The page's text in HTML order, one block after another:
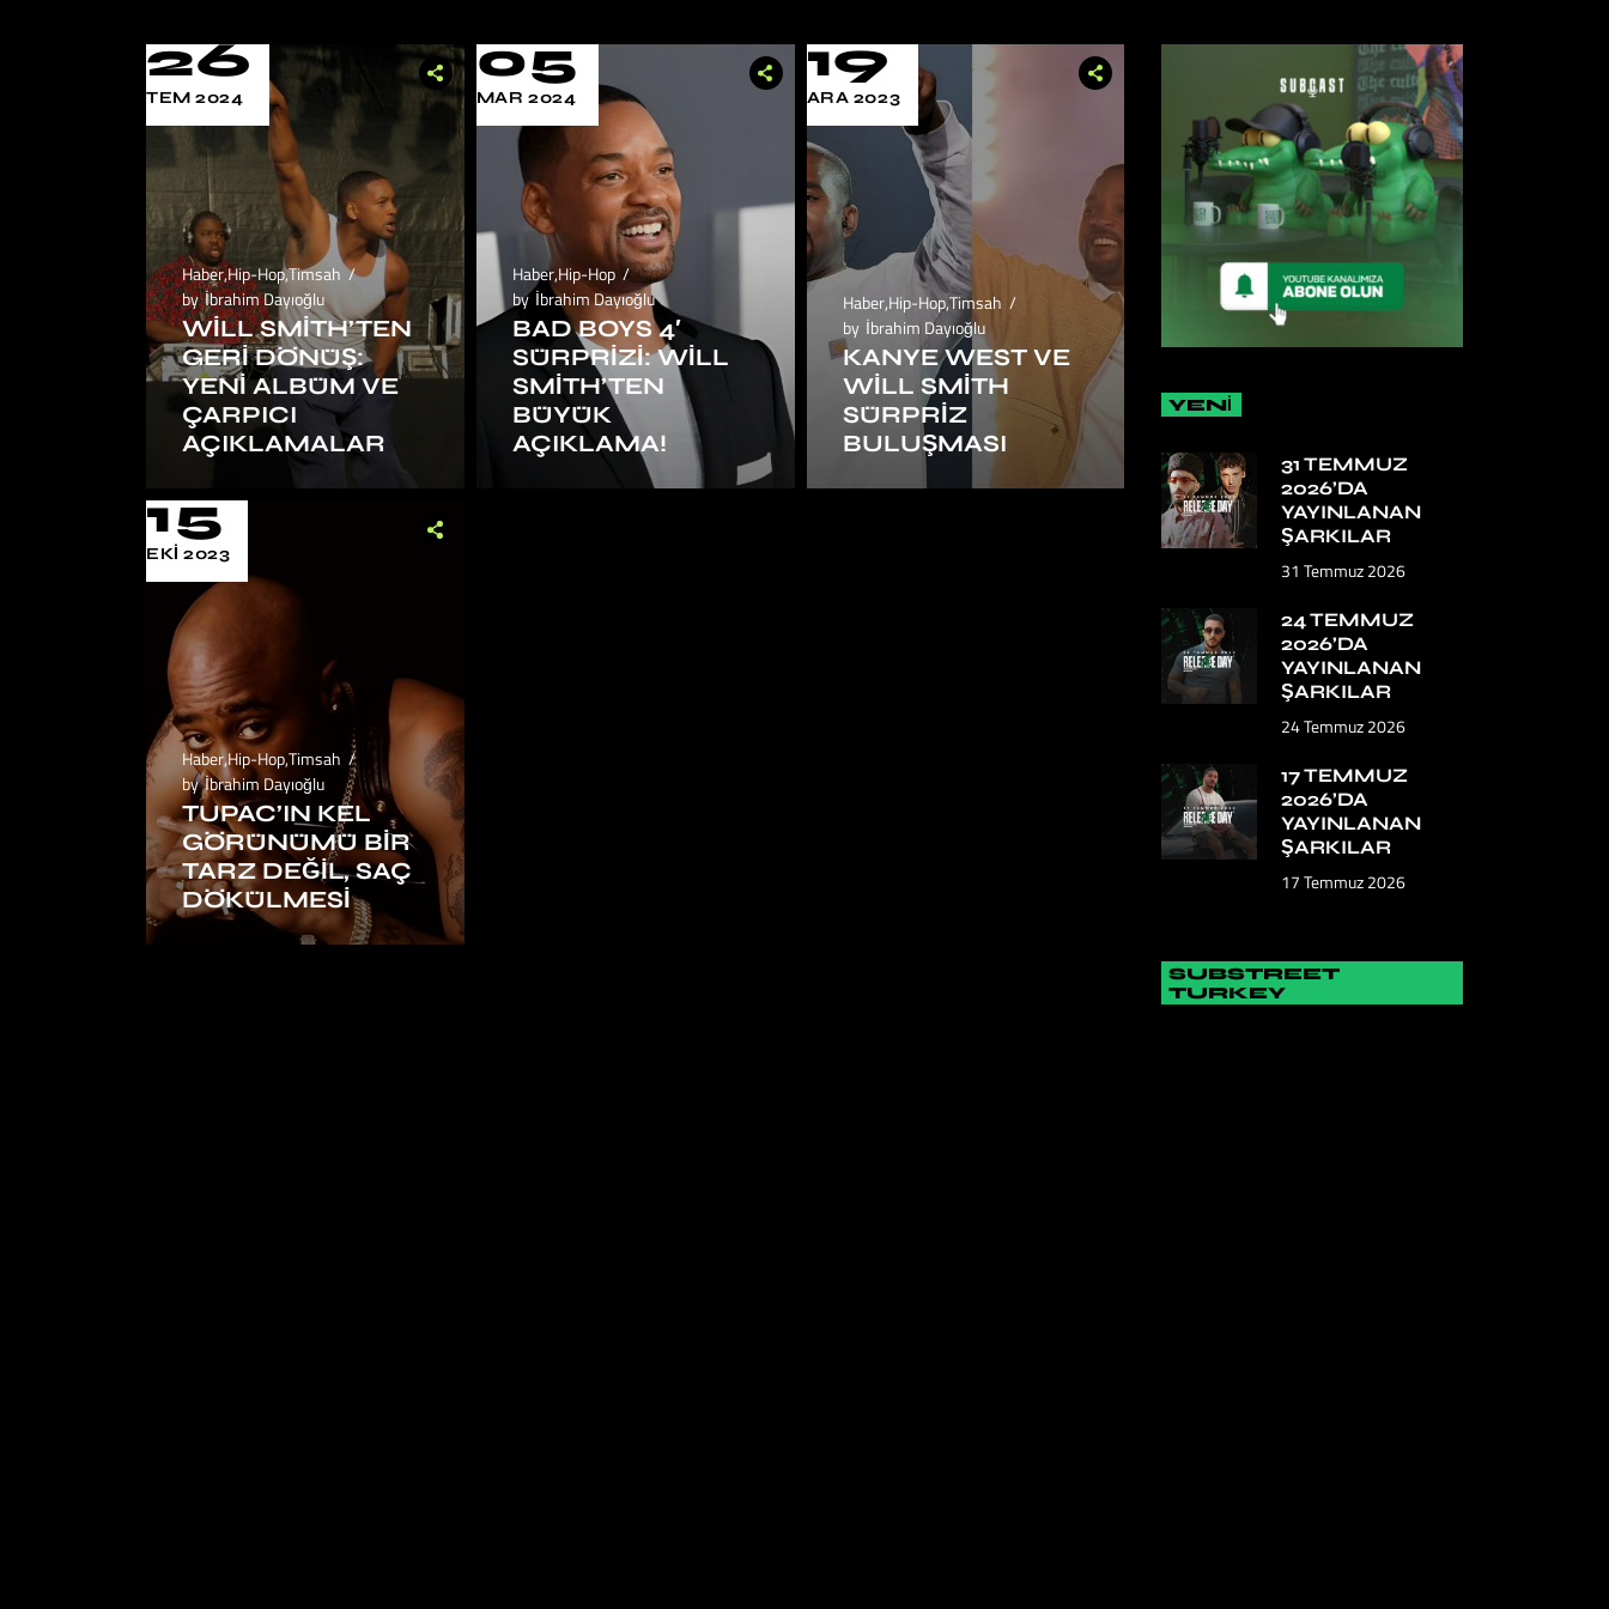
26
TEM 2024
Haber,Hip-Hop,Timsah
by İbrahim Dayıoğlu
WILL SMITH’TEN
GERI DÖNÜŞ:
YENI ALBÜM VE
ÇARPICI
AÇIKLAMALAR
05
MAR 2024
Haber,Hip-Hop
by İbrahim Dayıoğlu
BAD BOYS 4′
SÜRPRIZI: WILL
SMITH’TEN
BÜYÜK
AÇIKLAMA!
19
ARA 2023
Haber,Hip-Hop,Timsah
by İbrahim Dayıoğlu
KANYE WEST VE
WILL SMITH
SÜRPRIZ
BULUŞMASI
15
EKI 2023
Haber,Hip-Hop,Timsah
by İbrahim Dayıoğlu
TUPAC’IN KEL
GÖRÜNÜMÜ BIR
TARZ DEĞIL, SAÇ
DÖKÜLMESI
YENİ
31 TEMMUZ
2026’DA
YAYINLANAN
ŞARKILAR
31 Temmuz 2026
24 TEMMUZ
2026’DA
YAYINLANAN
ŞARKILAR
24 Temmuz 2026
17 TEMMUZ
2026’DA
YAYINLANAN
ŞARKILAR
17 Temmuz 2026
SUBSTREET
TURKEY